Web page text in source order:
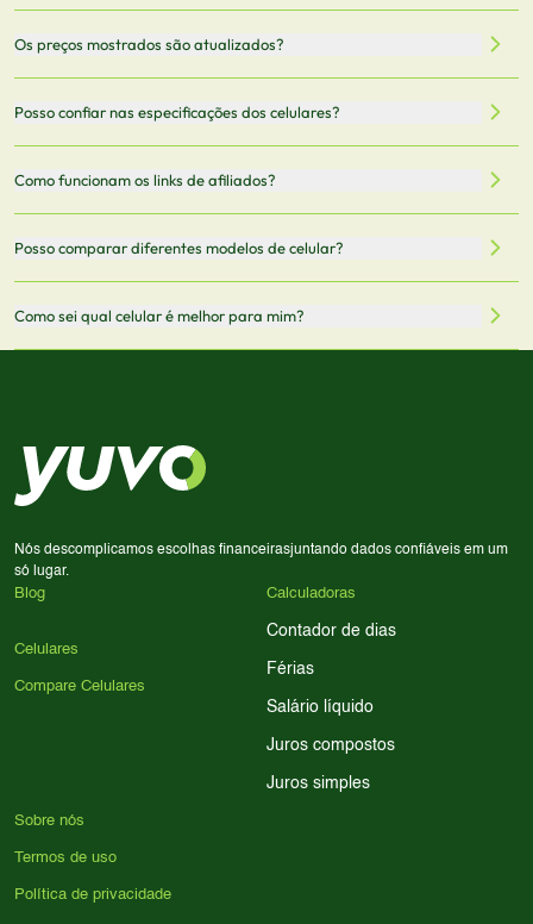
armazenamento, memória RAM, bateria e conectividade
5G.
Os preços mostrados são atualizados?
vendedor antes de finalizar sua compra.
Posso confiar nas especificações dos celulares?
informações mais recentes de cada modelo.
Como funcionam os links de afiliados?
comissão sem custo adicional para você.
Posso comparar diferentes modelos de celular?
Sim! Você pode selecionar até 3 celulares para comparar
Como sei qual celular é melhor para mim?
processador e bateria são essenciais. Use nossos filtros
para encontrar o celular ideal.
Nós descomplicamos escolhas financeirasjuntando dados confiáveis em um
só lugar.
Blog
Celulares
Compare Celulares
Calculadoras
Contador de dias
Férias
Salário líquido
Juros compostos
Juros simples
Sobre nós
Termos de uso
Política de privacidade